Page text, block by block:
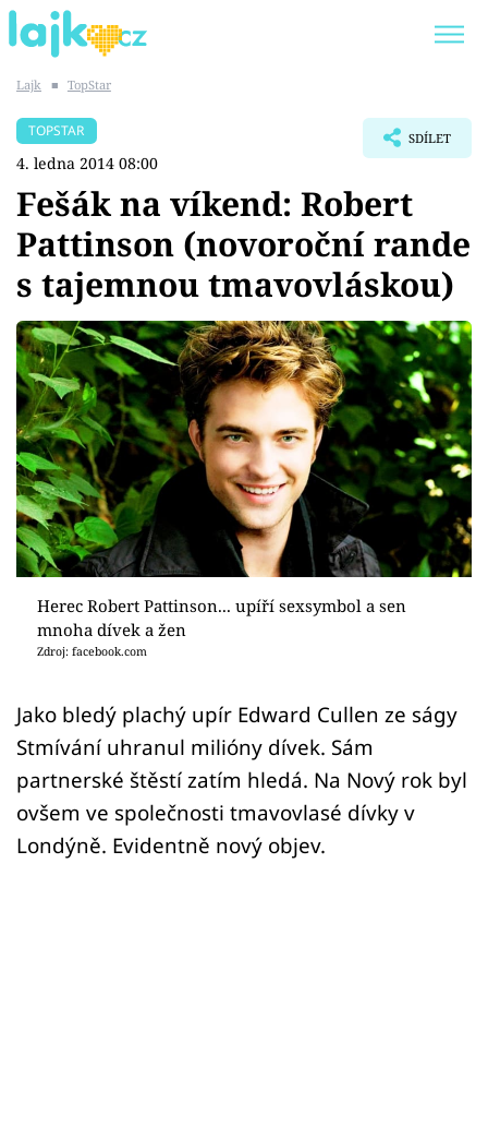
SHOPAHOLICADEL
Témata
Showbyznys
Youtubeři
Virály
Sex a vztahy
Videa
Sledujte prima+
Přihlášení
Sledujte nás
Lajk ■ TopStar
TOPSTAR
4. ledna 2014 08:00
SDÍLET
Fešák na víkend: Robert
Pattinson (novoroční rande
s tajemnou tmavovláskou)
Herec Robert Pattinson... upíří sexsymbol a sen
mnoha dívek a žen
Zdroj: facebook.com
Jako bledý plachý upír Edward Cullen ze ságy
Stmívání uhranul milióny dívek. Sám
partnerské štěstí zatím hledá. Na Nový rok byl
ovšem ve společnosti tmavovlasé dívky v
Londýně. Evidentně nový objev.